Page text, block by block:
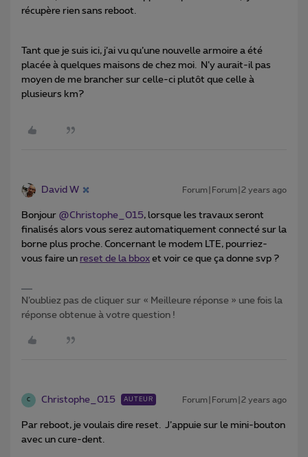
récupère rien sans reboot.
Tant que je suis ici, j’ai vu qu’une nouvelle armoire a été
placée à quelques maisons de chez moi. N’y aurait-il pas
moyen de me brancher sur celle-ci plutôt que celle à
plusieurs km?
David W Forum|Forum|2 years ago
Bonjour @Christophe_015, lorsque les travaux seront
finalisés alors vous serez automatiquement connecté sur la
borne plus proche. Concernant le modem LTE, pourriez-
vous faire un reset de la bbox et voir ce que ça donne svp ?
N’oubliez pas de cliquer sur « Meilleure réponse » une fois la
réponse obtenue à votre question !
C Christophe_015 AUTEUR Forum|Forum|2 years ago
Par reboot, je voulais dire reset. J’appuie sur le mini-bouton
avec un cure-dent.